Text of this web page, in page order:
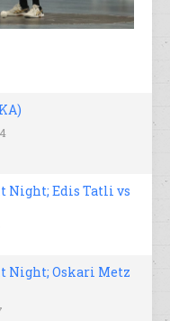
Night; Edis Tatli vs
Night; Oskari Metz